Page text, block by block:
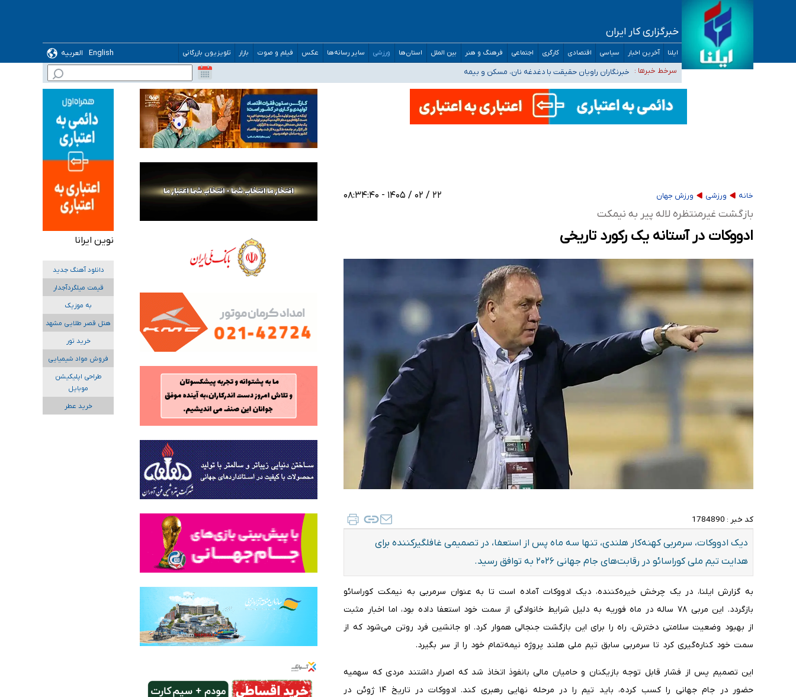
خبرگزاری کار ایران
ایلنا آخرین اخبار سیاسی اقتصادی کارگری اجتماعی فرهنگ و هنر بین الملل استان‌ها ورزشی سایر رسانه‌ها عکس فیلم و صوت بازار تلویزیون بازرگانی English
العربیه
سرخط خبرها :
تعویق آزمون ورودی دکترای تخصصی فرماندهی صحنه عملیات و دکترای تخصصی جغرافیای نظامی دافوس آجا
خبرنگاران راویان حقیقت با دغدغه نان، مسکن و بیمه
آخرین وضعیت شیوع عفونت‌های تنفسی در کشور/ خوزستان و کرمان بالاتر از آستانه هشدار
هیچ پرستاری بازداشت یا اخراج نشده است/ از رئیس جمهور خواستیم ورود کند
ثبت‌نام بخش عمده دانش‌آموزان مدارس ایرانی امارات در کشور/ درباره محصلان باقی‌مانده در دبی متناسب با شرایط جدید تصمیم‌گیری می‌شود
خانه ورزشی ورزش جهان ۲۲ / ۰۲ / ۱۴۰۵ - ۰۸:۳۴:۴۰
بازگشت غیرمنتظره لاله پیر به نیمکت
ادووکات در آستانه یک رکورد تاریخی
کد خبر : 1784890
دیک ادووکات، سرمربی کهنه‌کار هلندی، تنها سه ماه پس از استعفا، در تصمیمی غافلگیرکننده برای
هدایت تیم ملی کوراسائو در رقابت‌های جام جهانی ۲۰۲۶ به توافق رسید.
به گزارش ایلنا، در یک چرخش خیره‌کننده، دیک ادووکات آماده است تا به عنوان سرمربی به نیمکت کوراسائو
بازگردد. این مربی ۷۸ ساله در ماه فوریه به دلیل شرایط خانوادگی از سمت خود استعفا داده بود، اما اخبار مثبت
از بهبود وضعیت سلامتی دخترش، راه را برای این بازگشت جنجالی هموار کرد. او جانشین فرد روتن می‌شود که از
سمت خود کناره‌گیری کرد تا سرمربی سابق تیم ملی هلند پروژه نیمه‌تمام خود را از سر بگیرد.
این تصمیم پس از فشار قابل توجه بازیکنان و حامیان مالی بانفوذ اتخاذ شد که اصرار داشتند مردی که سهمیه
حضور در جام جهانی را کسب کرده، باید تیم را در مرحله نهایی رهبری کند. ادووکات در تاریخ ۱۴ ژوئن در
نوین ایرانا
دانلود آهنگ جدید
قیمت میلگردآجدار
به موزیک
هتل قصر طلایی مشهد
خرید تور
فروش مواد شیمیایی
طراحی اپلیکیشن
موبایل
خرید عطر